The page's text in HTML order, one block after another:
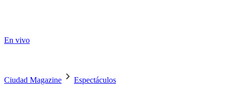
En vivo
Ciudad Magazine Espectáculos